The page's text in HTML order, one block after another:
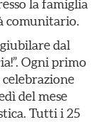
la famiglia
comunitario.
dal
Ogni primo
celebrazione
del mese
Tutti i 25